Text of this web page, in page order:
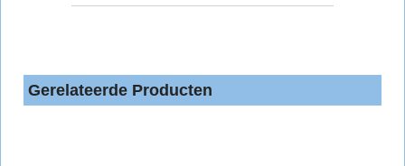
Gerelateerde Producten